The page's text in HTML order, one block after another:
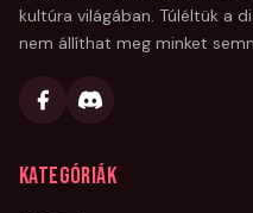
kultúra világában. Túléltük a
nem állíthat meg minket
Kategóriák